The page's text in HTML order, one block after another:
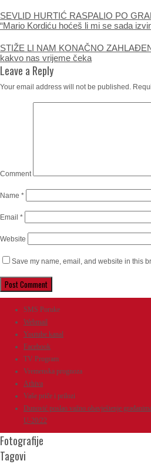
SEVLID HURTIĆ RASPALIO PO
“Mario Kordiću hoćeš li mi se sada
STIŽE LI NAM KONAČNO
kakvo nas vrijeme čeka
Leave a Reply
Your email address will not be published.
Comment
Name *
Email *
Website
Save my name, email, and website in this
SMS Poruke
Webmail
Youtube kanal
Facebook
TV Program
Vremenska prognoza
Arhiva
Vaše priče i prilozi
Dunović poslao važno obavještenje
U-20/22
Fotografije
Tagovi